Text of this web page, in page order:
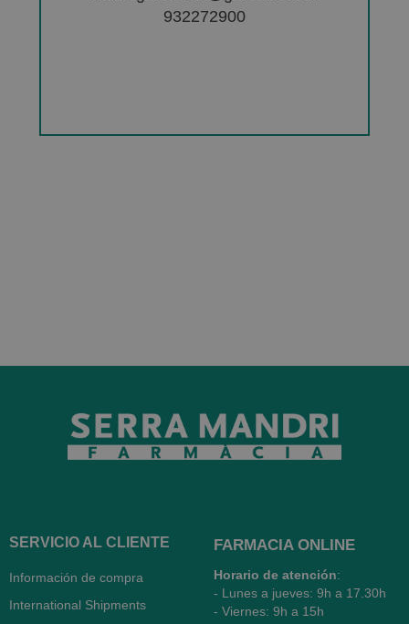
932272900
SERVICIO AL CLIENTE
Información de compra
International Shipments
FARMACIA ONLINE
Horario de atención:
- Lunes a jueves: 9h a 17.30h
- Viernes: 9h a 15h